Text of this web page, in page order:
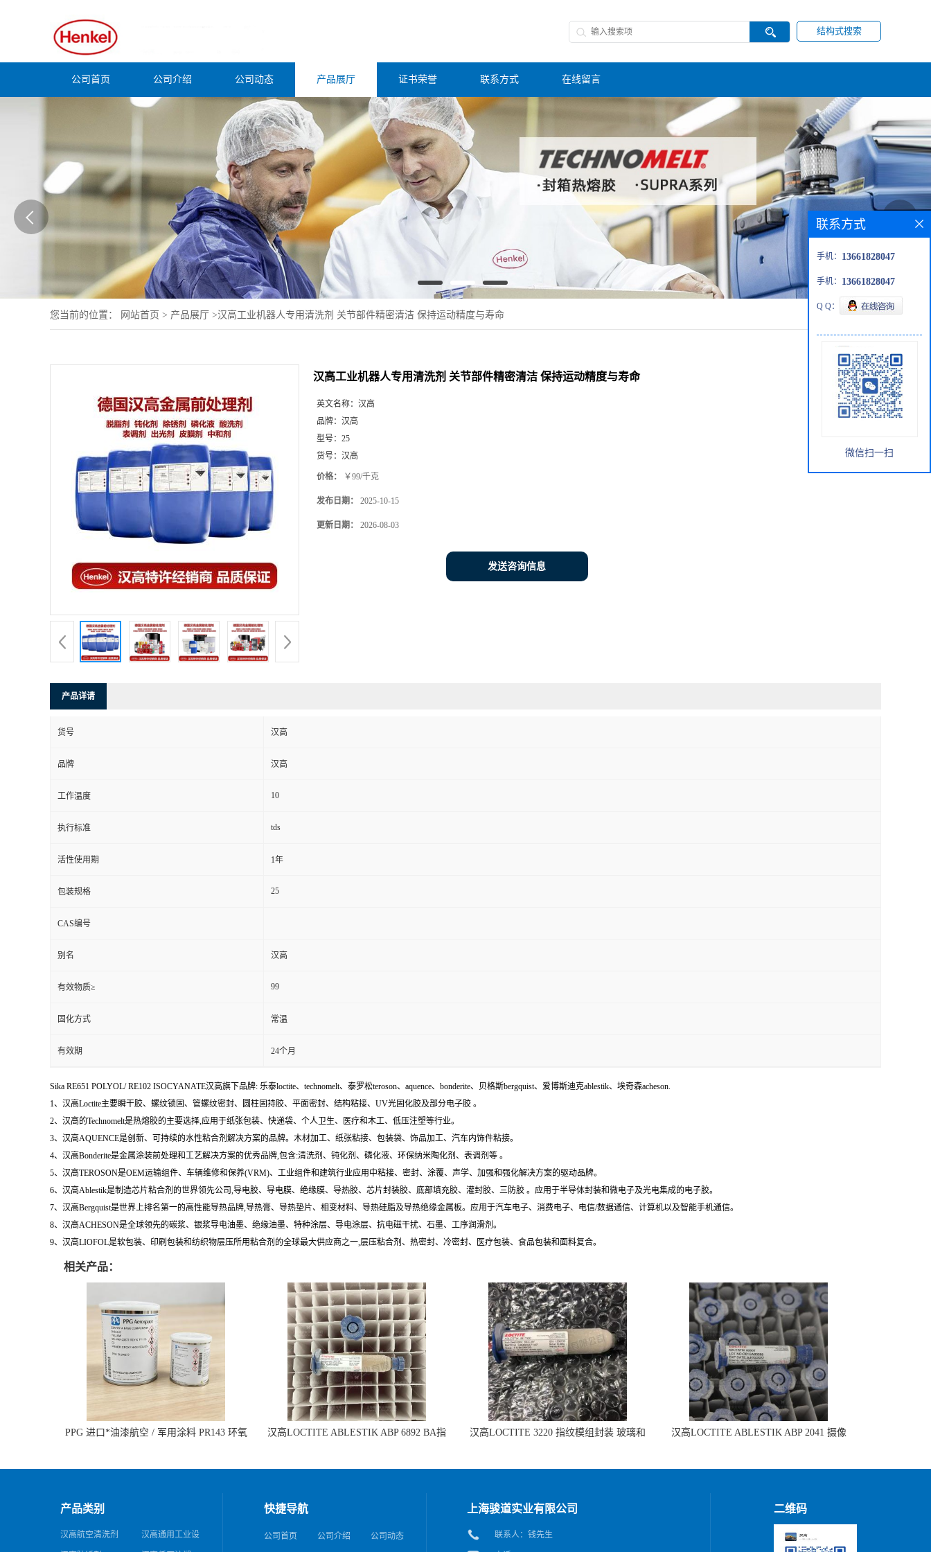
结构式搜索
公司首页 公司介绍 公司动态 产品展厅 证书荣誉 联系方式 在线留言
您当前的位置： 网站首页 > 产品展厅 >汉高工业机器人专用清洗剂 关节部件精密清洁 保持运动精度与寿命
汉高工业机器人专用清洗剂 关节部件精密清洁 保持运动精度与寿命
英文名称： 汉高
品牌： 汉高
型号： 25
货号： 汉高
价格： ￥99/千克
发布日期： 2025-10-15
更新日期： 2026-08-03
发送咨询信息
产品详请
货号 汉高
品牌 汉高
工作温度 10
执行标准 tds
活性使用期 1年
包装规格 25
CAS编号
别名 汉高
有效物质≥ 99
固化方式 常温
有效期 24个月
Sika RE651 POLYOL/ RE102 ISOCYANATE汉高旗下品牌: 乐泰loctite、technomelt、泰罗松teroson、aquence、bonderite、贝格斯bergquist、爱博斯迪克ablestik、埃奇森acheson.
1、汉高Loctite主要瞬干胶、螺纹锁固、管螺纹密封、圆柱固持胶、平面密封、结构粘接、UV光固化胶及部分电子胶 。
2、汉高的Technomelt是热熔胶的主要选择,应用于纸张包装、快递袋、个人卫生、医疗和木工、低压注塑等行业。
3、汉高AQUENCE是创新、可持续的水性粘合剂解决方案的品牌。木材加工、纸张粘接、包装袋、饰品加工、汽车内饰件粘接。
4、汉高Bonderite是金属涂装前处理和工艺解决方案的优秀品牌,包含:清洗剂、钝化剂、磷化液、环保纳米陶化剂、表调剂等 。
5、汉高TEROSON是OEM运输组件、车辆维修和保养(VRM)、工业组件和建筑行业应用中粘接、密封、涂覆、声学、加强和强化解决方案的驱动品牌。
6、汉高Ablestik是制造芯片粘合剂的世界领先公司,导电胶、导电膜、绝缘膜、导热胶、芯片封装胶、底部填充胶、灌封胶、三防胶 。应用于半导体封装和微电子及光电集成的电子胶。
7、汉高Bergquist是世界上排名第一的高性能导热品牌,导热膏、导热垫片、相变材料、导热硅脂及导热绝缘金属板。应用于汽车电子、消费电子、电信/数据通信、计算机以及智能手机通信。
8、汉高ACHESON是全球领先的碳浆、银浆导电油墨、绝缘油墨、特种涂层、导电涂层、抗电磁干扰、石墨、工序润滑剂。
9、汉高LIOFOL是软包装、印刷包装和纺织物层压所用粘合剂的全球最大供应商之一,层压粘合剂、热密封、冷密封、医疗包装、食品包装和面料复合。
相关产品：
PPG 进口*油漆航空 / 军用涂料 PR143 环氧
汉高LOCTITE ABLESTIK ABP 6892 BA指
汉高LOCTITE 3220 指纹模组封装 玻璃和
汉高LOCTITE ABLESTIK ABP 2041 摄像
联系方式
手机： 13661828047
手机： 13661828047
Q Q：
微信扫一扫
产品类别
汉高航空清洗剂 汉高通用工业设
快捷导航
公司首页 公司介绍 公司动态
上海骏道实业有限公司
联系人：钱先生
二维码